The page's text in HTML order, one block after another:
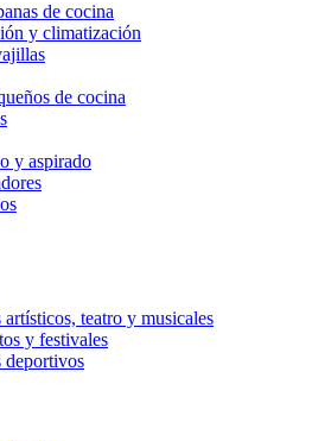
de cocina
y climatización
de cocina
y aspirado
artísticos, teatro y musicales
y festivales
deportivos